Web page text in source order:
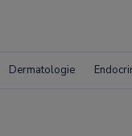
Dermatologie